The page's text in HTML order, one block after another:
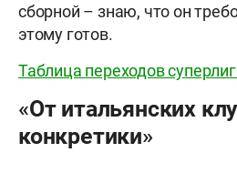
сборной – знаю, что он
этому готов.
Таблица переходов
«От итальянских
конкретики»